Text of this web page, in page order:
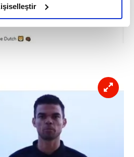
içerikleri sunabilmek adına
ve bu noktada,
karşılamak noktasında tek gelir
hatırlatmak isteriz.
reklamlar
sunabilmek için İnternet
üçüncü kişilere ait çerezler
vasıtasıyla çeşitli kişisel
gerekli olan çerezler bilgi